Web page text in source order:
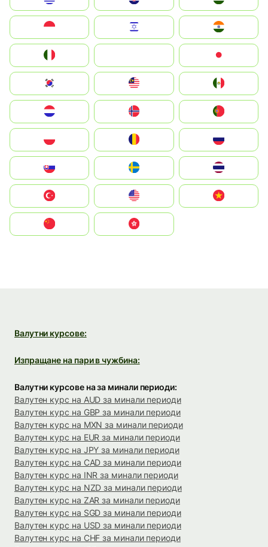
South Korea
United States
中國香港特別行政區
Валутни курсове:
Изпращане на пари в чужбина:
Валутни курсове на за минали периоди:
Валутен курс на AUD за минали периоди
Валутен курс на GBP за минали периоди
Валутен курс на MXN за минали периоди
Валутен курс на EUR за минали периоди
Валутен курс на JPY за минали периоди
Валутен курс на CAD за минали периоди
Валутен курс на INR за минали периоди
Валутен курс на NZD за минали периоди
Валутен курс на ZAR за минали периоди
Валутен курс на SGD за минали периоди
Валутен курс на USD за минали периоди
Валутен курс на CHF за минали периоди